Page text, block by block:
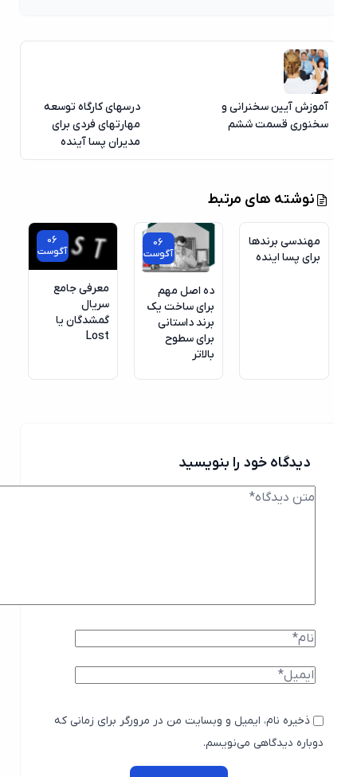
آموزش آیین سخنرانی و
سخنوری قسمت ششم
درسهای کارگاه توسعه
مهارتهای فردی برای
مدیران پسا آینده
نوشته های مرتبط
مهندسی برندها
برای پسا اینده
06
آگوست
ده اصل مهم
برای ساخت یک
برند داستانی
برای سطوح
06
آگوست
معرفی جامع
سریال
گمشدگان یا
دیدگاه خود را بنویسید
ذخیره نام، ایمیل و وبسایت من در مرورگر برای زمانی که
دوباره دیدگاهی می‌نویسم.